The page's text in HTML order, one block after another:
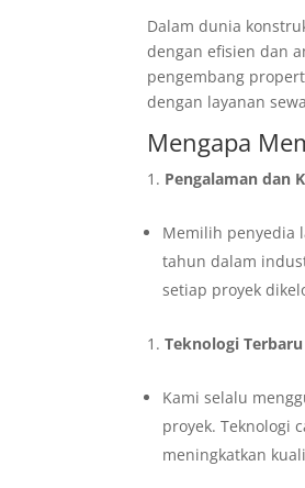
Dalam dunia
dengan efisien dan
pengembang
dengan layanan
Mengapa
Pengalaman dan
Memilih penyedia
tahun dalam
setiap proyek
Teknologi Terbaru
Kami selalu
proyek. Teknologi
meningkatkan